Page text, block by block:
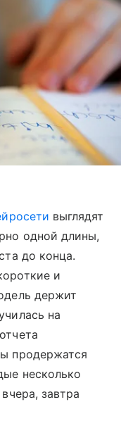
выглядят
одной длины,
до конца.
и
держит
на
продержатся
несколько
завтра